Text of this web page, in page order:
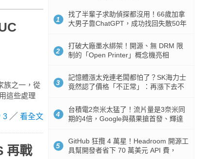
族之一，從
這些處理
3
看全文
再戰
1
找了半輩子求助偵探都沒用！66歲加拿
大男子靠ChatGPT，成功找回失散50年
2
打破大廠墨水綁架！開源、無 DRM 限
制的「Open Printer」概念機亮相
3
記憶體漲太兇連老闆都怕了？SK海力士
竟然認了價格「不正常」：再漲下去不
4
台積電2奈米太猛了！流片量是3奈米同
期的4倍，Google與蘋果搶首發、輝達
5
GitHub 狂攬 4 萬星！Headroom 開源工
具幫開發者省下 70 萬美元 API 費，